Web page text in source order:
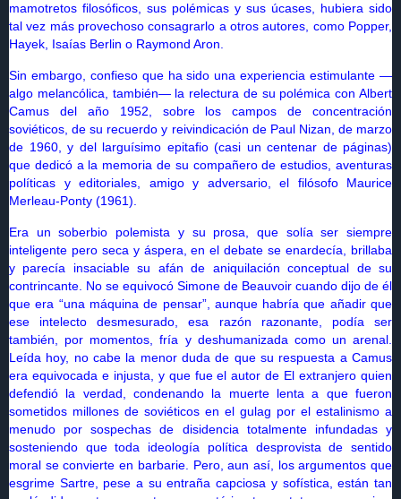
mamotretos filosóficos, sus polémicas y sus úcases, hubiera sido
tal vez más provechoso consagrarlo a otros autores, como Popper,
Hayek, Isaías Berlin o Raymond Aron.
Sin embargo, confieso que ha sido una experiencia estimulante —
algo melancólica, también— la relectura de su polémica con Albert
Camus del año 1952, sobre los campos de concentración
soviéticos, de su recuerdo y reivindicación de Paul Nizan, de marzo
de 1960, y del larguísimo epitafio (casi un centenar de páginas)
que dedicó a la memoria de su compañero de estudios, aventuras
políticas y editoriales, amigo y adversario, el filósofo Maurice
Merleau-Ponty (1961).
Era un soberbio polemista y su prosa, que solía ser siempre
inteligente pero seca y áspera, en el debate se enardecía, brillaba
y parecía insaciable su afán de aniquilación conceptual de su
contrincante. No se equivocó Simone de Beauvoir cuando dijo de él
que era “una máquina de pensar”, aunque habría que añadir que
ese intelecto desmesurado, esa razón razonante, podía ser
también, por momentos, fría y deshumanizada como un arenal.
Leída hoy, no cabe la menor duda de que su respuesta a Camus
era equivocada e injusta, y que fue el autor de El extranjero quien
defendió la verdad, condenando la muerte lenta a que fueron
sometidos millones de soviéticos en el gulag por el estalinismo a
menudo por sospechas de disidencia totalmente infundadas y
sosteniendo que toda ideología política desprovista de sentido
moral se convierte en barbarie. Pero, aun así, los argumentos que
esgrime Sartre, pese a su entraña capciosa y sofística, están tan